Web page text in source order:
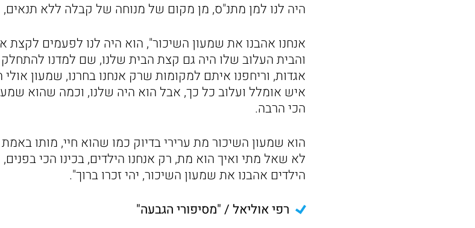
היה לנו למן מתנ"ס, מן מקום של מנוחה של קבלה ללא תנאים,
אנחנו אהבנו את שמעון השיכור", הוא היה לנו לפעמים
והבית העלוב שלו היה גם קצת הבית שלנו, שם למדנו
אגדות, וריחפנו איתם למקומות שרק אנחנו בחרנו, שמעון
איש אומלל ועלוב כל כך, אבל הוא היה שלנו, וכמה שהוא
הכי הרבה.
הוא שמעון השיכור מת ערירי בדיוק כמו שהוא חיי, מותו
לא שאל מתי ואיך הוא מת, רק אנחנו הילדים, בכינו הכי
הילדים אהבנו את שמעון השיכור, יהי זכרו ברוך".
רפי אוליאל / "מסיפורי הגבעה"